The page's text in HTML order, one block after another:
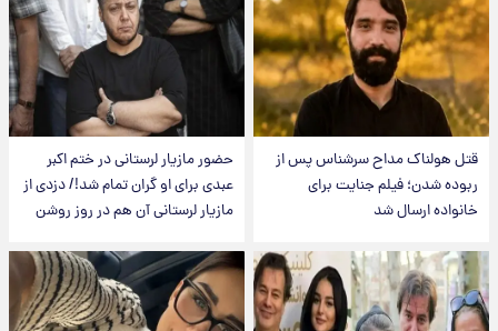
قتل هولناک مداح سرشناس پس از
ربوده شدن؛ فیلم جنایت برای
خانواده ارسال شد
حضور مازیار لرستانی در ختم اکبر
عبدی برای او گران تمام شد!/ دزدی از
مازیار لرستانی آن هم در روز روشن